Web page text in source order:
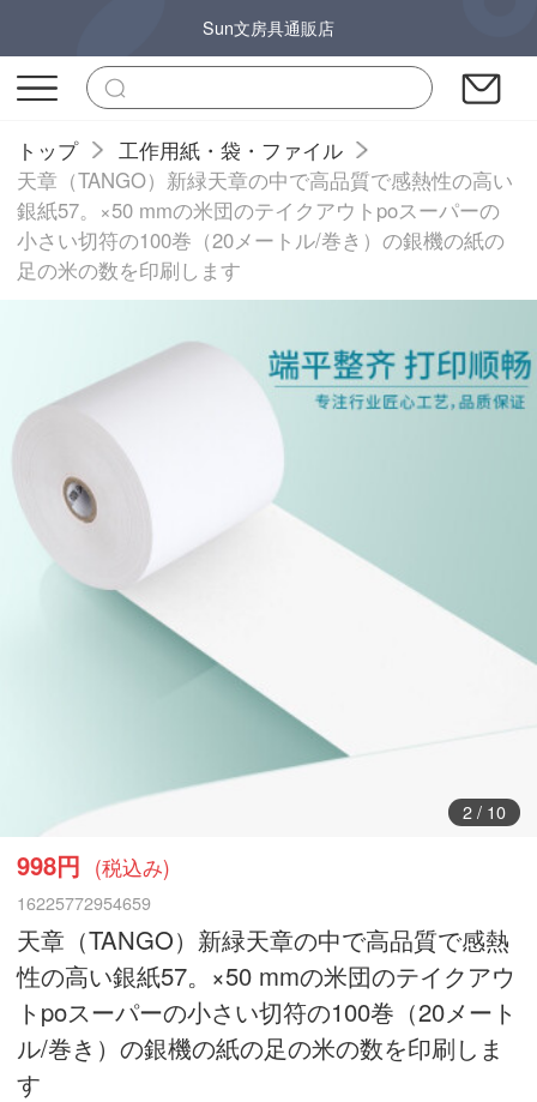
Sun文房具通販店
トップ
工作用紙・袋・ファイル
天章（TANGO）新緑天章の中で高品質で感熱性の高い
銀紙57。×50 mmの米団のテイクアウトpoスーパーの
小さい切符の100巻（20メートル/巻き）の銀機の紙の
足の米の数を印刷します
3/ 10
998円 (税込み)
16225772954659
天章（TANGO）新緑天章の中で高品質で感熱
性の高い銀紙57。×50 mmの米団のテイクアウ
トpoスーパーの小さい切符の100巻（20メート
ル/巻き）の銀機の紙の足の米の数を印刷しま
す